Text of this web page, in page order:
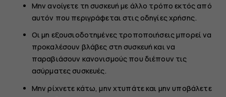
Μην ανοίγετε τη συσκευή με άλλο τρόπο εκτός από
αυτόν που περιγράφεται στις οδηγίες χρήσης.
Οι μη εξουσιοδοτημένες τροποποιήσεις μπορεί να
προκαλέσουν βλάβες στη συσκευή και να
παραβιάσουν κανονισμούς που διέπουν τις
ασύρματες συσκευές.
Μην ρίχνετε κάτω, μην χτυπάτε και μην υποβάλετε